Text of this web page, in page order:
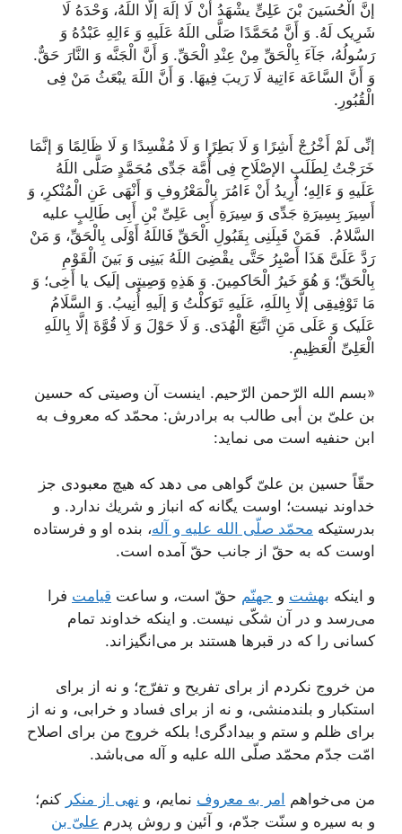
إنَّ الْحُسَینَ بْنَ عَلِىٍّ یشْهَدُ أَنْ لَا إلَهَ إلَّا اللَهُ، وَحْدَهُ لَا
شَرِیک لَهُ. وَ أَنَّ مُحَمَّدًا صَلَّى اللَهُ عَلَیهِ وَ ءَالِهِ عَبْدُهُ وَ
رَسُولُهُ، جَآءَ بِالْحَقِّ مِنْ عِنْدِ الْحَقِّ. وَ أَنَّ الْجَنَّه وَ النَّارَ حَقٌّ.
وَ أَنَّ السَّاعَة ءَاتِیة لَا رَیبَ فِیهَا. وَ أَنَّ اللَهَ یبْعَثُ مَنْ فِى
الْقُبُورِ.
إنِّى لَمْ أَخْرُجْ أَشِرًا وَ لَا بَطِرًا وَ لَا مُفْسِدًا وَ لَا ظَالِمًا وَ إنَّمَا
خَرَجْتُ لِطَلَبِ الإصْلَاحِ فِى أُمَّة جَدِّى مُحَمَّدٍ صَلَّى اللَهُ
عَلَیهِ وَ ءَالِهِ؛ أُرِیدُ أَنْ ءَامُرَ بِالْمَعْرُوفِ وَ أَنْهَى عَنِ الْمُنْکرِ، وَ
أَسِیرَ بِسِیرَةِ جَدِّى وَ سِیرَةِ أَبِى عَلِىِّ بْنِ أَبِى طَالِبٍ علیه
السَّلامُ. فَمَنْ قَبِلَنِى بِقَبُولِ الْحَقِّ فَاللَهُ أَوْلَى بِالْحَقِّ، وَ مَنْ
رَدَّ عَلَىَّ هَذَا أَصْبِرُ حَتَّى یقْضِىَ اللَهُ بَینِى وَ بَینَ الْقَوْمِ
بِالْحَقِّ؛ وَ هُوَ خَیرُ الْحَاکمِینَ. وَ هَذِهِ وَصِیتِى إلَیک یا أَخِى؛ وَ
مَا تَوْفِیقِى إلَّا بِاللَهِ، عَلَیهِ تَوَکلْتُ وَ إلَیهِ أُنِیبُ. وَ السَّلَامُ
عَلَیک وَ عَلَى مَنِ اتَّبَعَ الْهُدَى. وَ لَا حَوْلَ وَ لَا قُوَّةَ إلَّا بِاللَهِ‌
الْعَلِىِّ الْعَظِیمِ.
«بسم الله الرّحمن الرّحیم. اینست آن وصیتى كه حسین
بن علىّ بن أبى طالب به برادرش: محمّد كه معروف به
ابن حنفیه است مى نماید:
حقّاً حسین بن علىّ گواهى مى دهد كه هیچ معبودى جز
خداوند نیست؛ اوست یگانه كه انباز و شریك ندارد. و
بدرستیكه محمّد صلّى الله علیه و آله، بنده او و فرستاده
اوست كه به حقّ از جانب حقّ آمده است.
و اینكه بهشت و جهنّم حقّ است، و ساعت قیامت فرا
مى‌رسد و در آن شكّى نیست. و اینكه خداوند تمام
كسانى را كه در قبرها هستند بر مى‌انگیزاند.
من خروج نكردم از براى تفریح و تفرّج؛ و نه از براى
استكبار و بلندمنشى، و نه از براى فساد و خرابى، و نه از
براى ظلم و ستم و بیدادگرى! بلكه‌ خروج من براى اصلاح
امّت جدّم محمّد صلّى الله علیه و آله مى‌باشد.
من مى‌خواهم امر به معروف نمایم، و نهى از منكر كنم؛
و به سیره و سنّت جدّم، و آئین و روش پدرم علىّ بن